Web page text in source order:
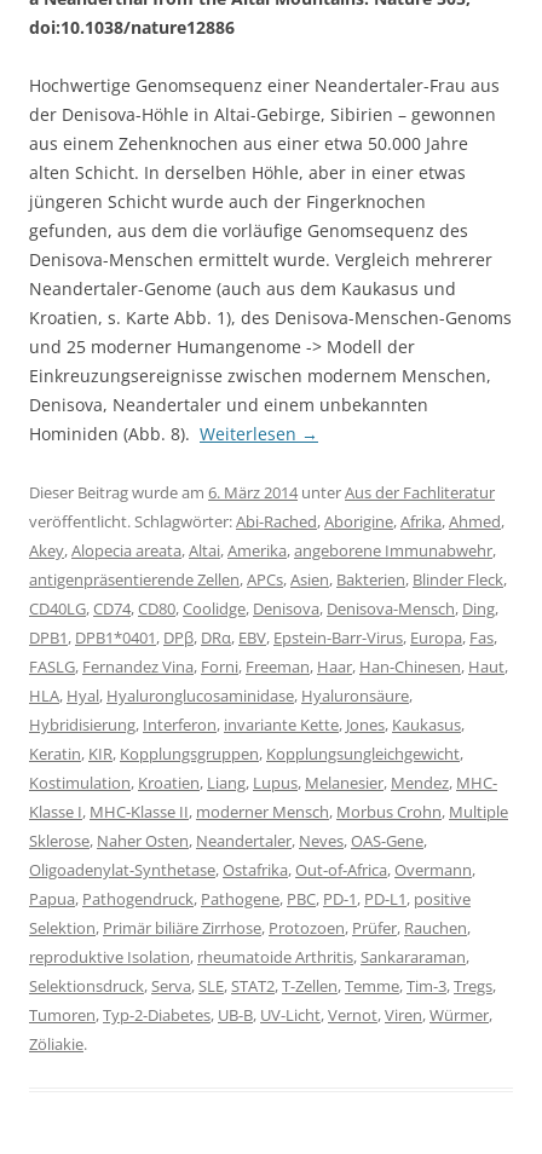
doi:10.1038/nature12886
Hochwertige Genomsequenz einer Neandertaler-Frau aus
der Denisova-Höhle in Altai-Gebirge, Sibirien – gewonnen
aus einem Zehenknochen aus einer etwa 50.000 Jahre
alten Schicht. In derselben Höhle, aber in einer etwas
jüngeren Schicht wurde auch der Fingerknochen
gefunden, aus dem die vorläufige Genomsequenz des
Denisova-Menschen ermittelt wurde. Vergleich mehrerer
Neandertaler-Genome (auch aus dem Kaukasus und
Kroatien, s. Karte Abb. 1), des Denisova-Menschen-Genoms
und 25 moderner Humangenome -> Modell der
Einkreuzungsereignisse zwischen modernem Menschen,
Denisova, Neandertaler und einem unbekannten
Hominiden (Abb. 8). Weiterlesen →
Dieser Beitrag wurde am 6. März 2014unterAus der Fachliteratur
veröffentlicht. Schlagwörter:Abi-Rached,Aborigine,Afrika,Ahmed,
Akey,Alopecia areata,Altai,Amerika,angeborene Immunabwehr,
antigenpräsentierende Zellen,APCs,Asien, Bakterien, Blinder Fleck,
CD40LG,CD74,CD80,Coolidge, Denisova, Denisova-Mensch, Ding,
DPB1, DPB1*0401, DPβ, DRα, EBV, Epstein-Barr-Virus, Europa, Fas,
FASLG, Fernandez Vina, Forni, Freeman, Haar, Han-Chinesen, Haut,
HLA, Hyal, Hyaluronglucosaminidase, Hyaluronsäure,
Hybridisierung, Interferon, invariante Kette, Jones, Kaukasus,
Keratin, KIR, Kopplungsgruppen, Kopplungsungleichgewicht,
Kostimulation, Kroatien, Liang, Lupus, Melanesier, Mendez, MHC-
Klasse I, MHC-Klasse II, moderner Mensch, Morbus Crohn, Multiple
Sklerose, Naher Osten, Neandertaler, Neves,OAS-Gene,
Oligoadenylat-Synthetase,Ostafrika,Out-of-Africa,Overmann,
Papua, Pathogendruck, Pathogene, PBC, PD-1, PD-L1, positive
Selektion, Primär biliäre Zirrhose, Protozoen, Prüfer, Rauchen,
reproduktive Isolation, rheumatoide Arthritis,Sankararaman,
Selektionsdruck,Serva,SLE,STAT2,T-Zellen,Temme,Tim-3,Tregs,
Tumoren,Typ-2-Diabetes, UB-B, UV-Licht,Vernot,Viren,Würmer,
Zöliakie.